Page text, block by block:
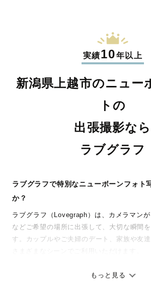
実績10年以上
新潟県上越市のニュー
トの
出張撮影なら
ラブグラフ
ラブグラフで特別なニューボーンフォト
か？
ラブグラフ（Lovegraph）は、カメラマン
などご希望の場所に出張して、大切な瞬間
す。カップルやご夫婦のデート、家族や友
ありのままの空気感を大切に、何十年経っ
もっと見る